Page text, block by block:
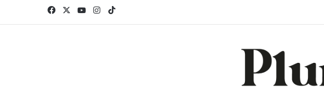
FacebookYouTubeInstagram